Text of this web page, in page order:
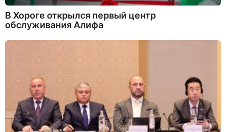
В Хороге открылся первый центр
обслуживания Алифа